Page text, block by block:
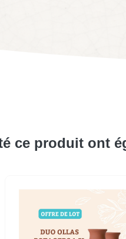
ce produit ont